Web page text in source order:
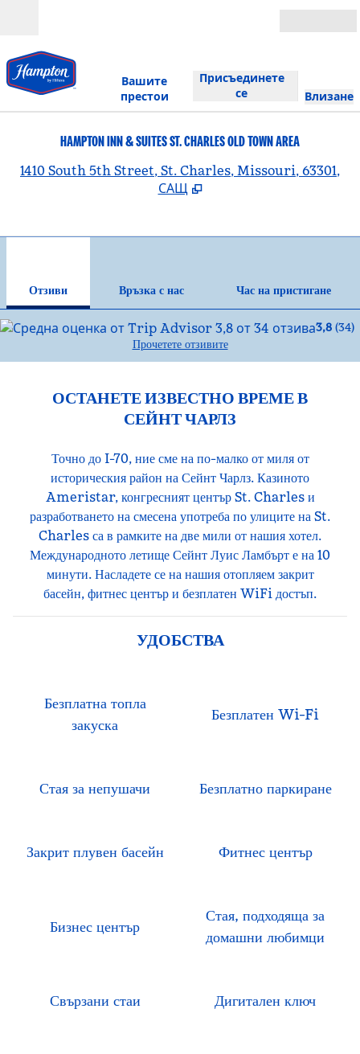
Вашите
престои
Присъединете
се
Влизане
HAMPTON INN & SUITES ST. CHARLES OLD TOWN AREA
1410 South 5th Street, St. Charles, Missouri, 63301,
САЩ
Отзиви Връзка с нас
Час на пристигане
3,8 (34)
Прочетете отзивите
ОСТАНЕТЕ ИЗВЕСТНО ВРЕМЕ В
СЕЙНТ ЧАРЛЗ
Точно до I-70, ние сме на по-малко от миля от
историческия район на Сейнт Чарлз. Казиното
Ameristar, конгресният център St. Charles и
разработването на смесена употреба по улиците на St.
Charles са в рамките на две мили от нашия хотел.
Международното летище Сейнт Луис Ламбърт е на 10
минути. Насладете се на нашия отопляем закрит
басейн, фитнес център и безплатен WiFi достъп.
УДОБСТВА
Безплатна топла
закуска
Безплатен Wi-Fi
Стая за непушачи Безплатно паркиране
Закрит плувен басейн Фитнес център
Бизнес център
Стая, подходяща за
домашни любимци
Свързани стаи Дигитален ключ